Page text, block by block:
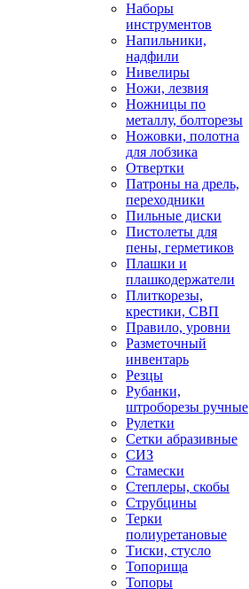
Наборы
инструментов
Напильники,
надфили
Нивелиры
Ножи, лезвия
Ножницы по
металлу, болторезы
Ножовки, полотна
для лобзика
Отвертки
Патроны на дрель,
переходники
Пильные диски
Пистолеты для
пены, герметиков
Плашки и
плашкодержатели
Плиткорезы,
крестики, СВП
Правило, уровни
Разметочный
инвентарь
Резцы
Рубанки,
штроборезы ручные
Рулетки
Сетки абразивные
СИЗ
Стамески
Степлеры, скобы
Струбцины
Терки
полиуретановые
Тиски, стусло
Топорища
Топоры